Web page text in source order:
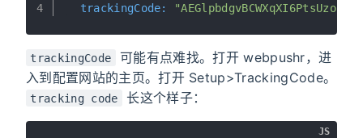
4
  trackingCode:
trackingCode
可能有点难找。打开 webpushr，进
入到配置网站的主页。打开 Setup>TrackingCode。
tracking code 长这个样子：
JS